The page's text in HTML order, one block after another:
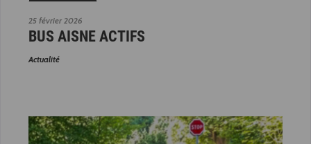
25 février 2026
BUS AISNE ACTIFS
Actualité